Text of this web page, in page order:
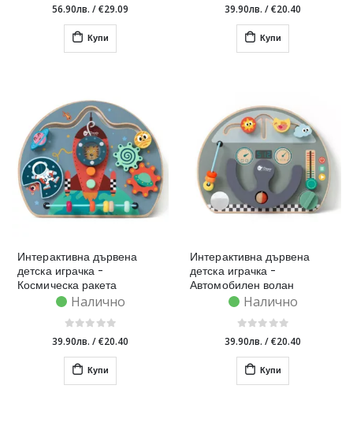
56.90лв. /€29.09
Купи
39.90лв. /€20.40
Купи
Интерактивна дървена
детска играчка -
Космическа ракета
Налично
39.90лв. /€20.40
Купи
Интерактивна дървена
детска играчка -
Автомобилен волан
Налично
39.90лв. /€20.40
Купи